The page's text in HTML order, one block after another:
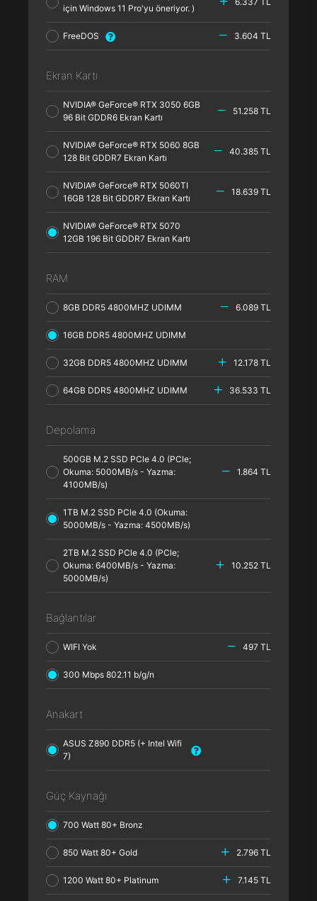
için Windows 11 Pro'yu öneriyor. )
FreeDOS 3.604 TL
Ekran Kartı
NVIDIA® GeForce® RTX 3050 6GB
96 Bit GDDR6 Ekran Kartı
51.258 TL
NVIDIA® GeForce® RTX 5060 8GB
128 Bit GDDR7 Ekran Kartı
40.385 TL
NVIDIA® GeForce® RTX 5060TI
16GB 128 Bit GDDR7 Ekran Kartı
18.639 TL
NVIDIA® GeForce® RTX 5070
12GB 196 Bit GDDR7 Ekran Kartı
RAM
8GB DDR5 4800MHZ UDIMM 6.089 TL
16GB DDR5 4800MHZ UDIMM
32GB DDR5 4800MHZ UDIMM 12.178 TL
64GB DDR5 4800MHZ UDIMM 36.533 TL
Depolama
500GB M.2 SSD PCle 4.0 (PCle;
Okuma: 5000MB/s - Yazma:
4100MB/s)
1.864 TL
1TB M.2 SSD PCle 4.0 (Okuma:
5000MB/s - Yazma: 4500MB/s)
2TB M.2 SSD PCle 4.0 (PCle;
Okuma: 6400MB/s - Yazma:
5000MB/s)
10.252 TL
Bağlantılar
WIFI Yok 497 TL
300 Mbps 802.11 b/g/n
Anakart
ASUS Z890 DDR5 (+ Intel Wifi
7)
Güç Kaynağı
700 Watt 80+ Bronz
850 Watt 80+ Gold 2.796 TL
1200 Watt 80+ Platinum 7.145 TL